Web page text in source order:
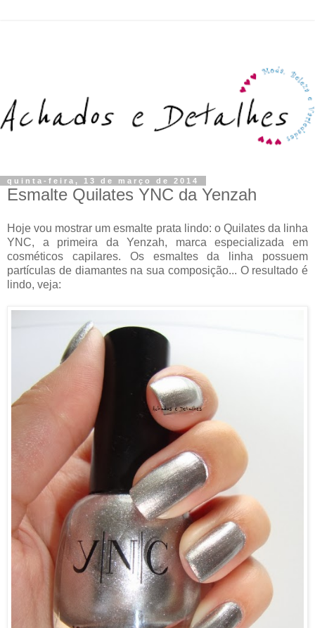
quinta-feira, 13 de março de 2014
Esmalte Quilates YNC da Yenzah
Hoje vou mostrar um esmalte prata lindo: o Quilates da linha
YNC, a primeira da Yenzah, marca especializada em
cosméticos capilares. Os esmaltes da linha possuem
partículas de diamantes na sua composição... O resultado é
lindo, veja: